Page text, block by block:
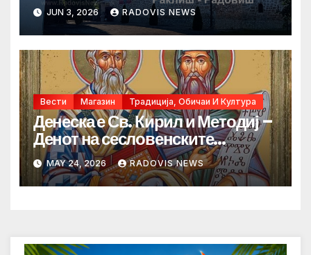
JUN 3, 2026 RADOVIS NEWS
Вести Магазин Традиција, Обичаи И Култура
Денеска е Св. Кирил и Методиј –
Денот на сесловенските
просветители
MAY 24, 2026 RADOVIS NEWS